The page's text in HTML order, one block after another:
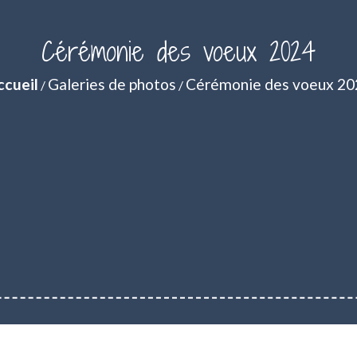
Cérémonie des voeux 2024
/ Galeries de photos / Cérémonie des voeux